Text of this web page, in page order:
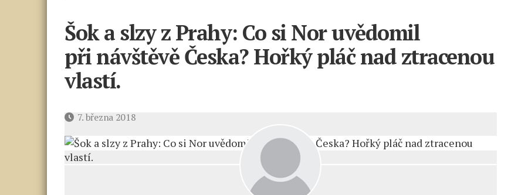
Šok a slzy z Prahy: Co si Nor uvědomil
při návštěvě Česka? Hořký pláč nad ztracenou
vlastí.
Datum7. března 2018